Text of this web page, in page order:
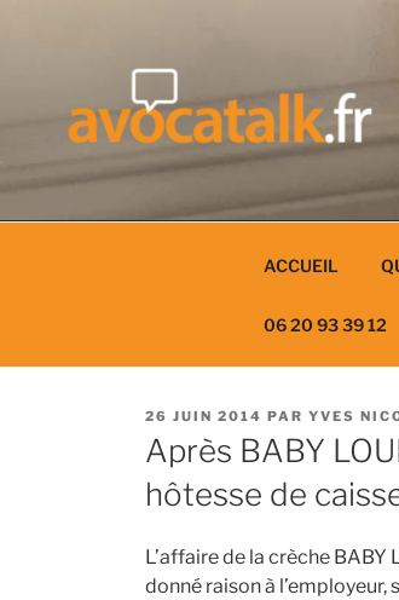
ACCUEIL
06 20 93 39 12
PUBLIÉ
LE
26 JUIN 2014 PAR YVES
Après BABY
hôtesse de
L’affaire de la crèche BABY
donné raison à l’employeur,